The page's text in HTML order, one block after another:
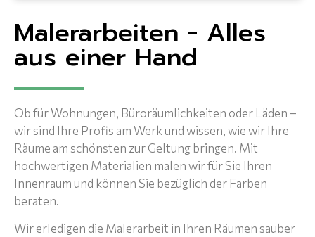
Malerarbeiten - Alles
aus einer Hand
Ob für Wohnungen, Büroräumlichkeiten oder Läden –
wir sind Ihre Profis am Werk und wissen, wie wir Ihre
Räume am schönsten zur Geltung bringen. Mit
hochwertigen Materialien malen wir für Sie Ihren
Innenraum und können Sie bezüglich der Farben
beraten.
Wir erledigen die Malerarbeit in Ihren Räumen sauber